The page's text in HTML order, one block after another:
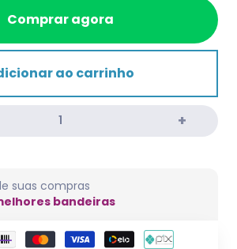
Comprar agora
ao carrinho
suas compras
bandeiras